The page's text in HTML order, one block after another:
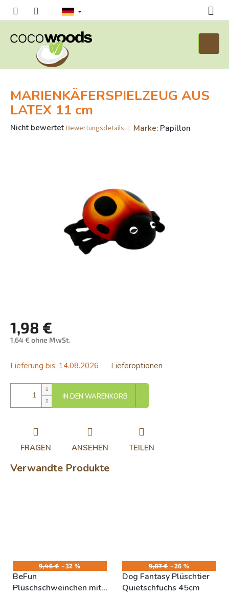
Inhalt
MARIENKÄFERSPIELZEUG AUS
LATEX 11 cm
Die
Nicht bewertet Bewertungsdetails Marke: Papillon
1,98 €
1,64 € ohne MwSt.
Lieferung bis: 14.08.2026 Lieferoptionen
IN DEN WARENKORB
FRAGEN ANSEHEN TEILEN
Verwandte Produkte
9,46 € –32 %
BeFun
Plüschschweinchen mit
9,87 € –26 %
Dog Fantasy Plüschtier
Quietschfuchs 45cm